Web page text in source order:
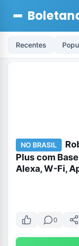
Recentes
NO BRASIL
Plus com
Alexa, W-Fi,
0